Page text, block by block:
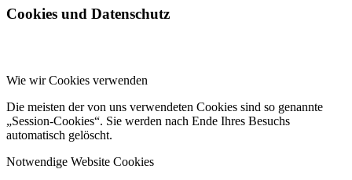
Cookies und Datenschutz
Wie wir Cookies verwenden
Die meisten der von uns verwendeten Cookies sind so genannte
„Session-Cookies“. Sie werden nach Ende Ihres Besuchs
automatisch gelöscht.
Notwendige Website Cookies